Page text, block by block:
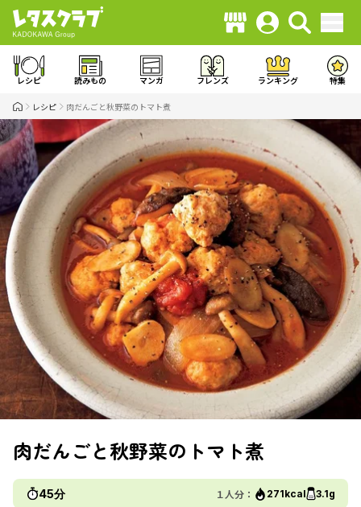
レシピ 読みもの マンガ フレンズ ランキング 特集
レシピ 肉だんごと秋野菜のトマト煮
肉だんごと秋野菜のトマト煮
45分 １人分： 271kcal 3.1g